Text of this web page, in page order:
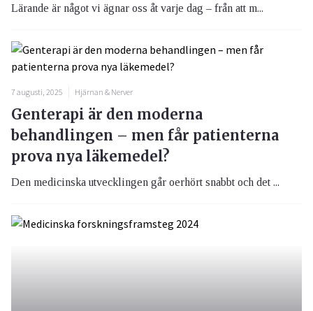
Lärande är något vi ägnar oss åt varje dag – från att m...
7 augusti, 2025 Hjärnan & Nerver
Genterapi är den moderna
behandlingen – men får patienterna
prova nya läkemedel?
Den medicinska utvecklingen går oerhört snabbt och det ...